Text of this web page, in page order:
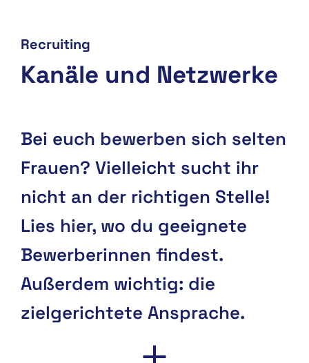
Recruiting
Kanäle und Netzwerke
Bei euch bewerben sich selten
Frauen? Vielleicht sucht ihr
nicht an der richtigen Stelle!
Lies hier, wo du geeignete
Bewerberinnen findest.
Außerdem wichtig: die
zielgerichtete Ansprache.